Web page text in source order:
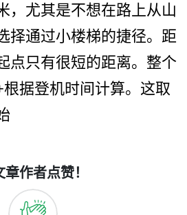
，尤其是不­想在路上从山
择通过小楼梯的捷径。­距
点只有很短的距离。整个
据登机时间计算。这取
章作者点赞！